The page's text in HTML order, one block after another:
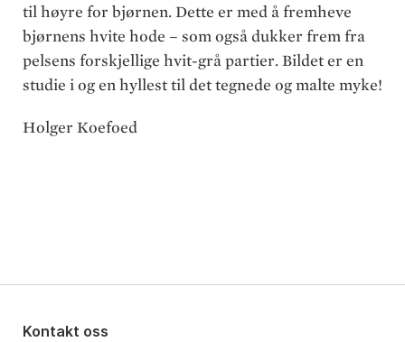
til høyre for bjørnen. Dette er med å fremheve
bjørnens hvite hode – som også dukker frem fra
pelsens forskjellige hvit-grå partier. Bildet er en
studie i og en hyllest til det tegnede og malte myke!
Holger Koefoed
Kontakt oss